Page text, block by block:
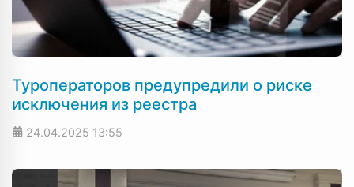
Туроператоров предупредили о риске
исключения из реестра
24.04.2025 13:55